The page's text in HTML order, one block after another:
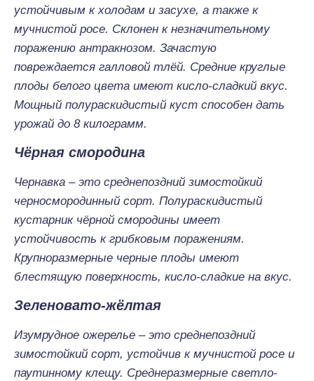
устойчивым к холодам и засухе, а также к
мучнистой росе. Склонен к незначительному
поражению антракнозом. Зачастую
повреждается галловой тлёй. Средние круглые
плоды белого цвета имеют кисло-сладкий вкус.
Мощный полураскидистый куст способен дать
урожай до 8 килограмм.
Чёрная смородина
Чернавка – это среднепоздний зимостойкий
черносмородинный сорт. Полураскидистый
кустарник чёрной смородины имеет
устойчивость к грибковым поражениям.
Крупноразмерные черные плоды имеют
блестящую поверхность, кисло-сладкие на вкус.
Зеленовато-жёлтая
Изумрудное ожерелье – это среднепоздний
зимостойкий сорт, устойчив к мучнистой росе и
паутинному клещу. Среднеразмерные светло-